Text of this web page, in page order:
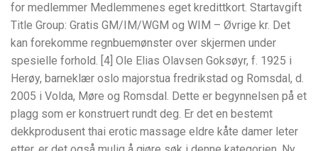
for medlemmer Medlemmenes eget kredittkort. Startavgift
Title Group: Gratis GM/IM/WGM og WIM – Øvrige kr. Det
kan forekomme regnbuemønster over skjermen under
spesielle forhold. [4] Ole Elias Olavsen Goksøyr, f. 1925 i
Herøy, barneklær oslo majorstua fredrikstad og Romsdal, d.
2005 i Volda, Møre og Romsdal. Dette er begynnelsen på et
plagg som er konstruert rundt deg. Er det en bestemt
dekkprodusent thai erotic massage eldre kåte damer leter